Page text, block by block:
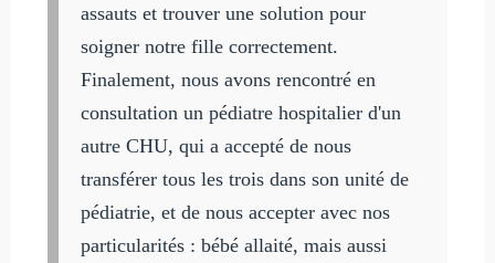
assauts et trouver une solution pour
soigner notre fille correctement.
Finalement, nous avons rencontré en
consultation un pédiatre hospitalier d'un
autre CHU, qui a accepté de nous
transférer tous les trois dans son unité de
pédiatrie, et de nous accepter avec nos
particularités : bébé allaité, mais aussi